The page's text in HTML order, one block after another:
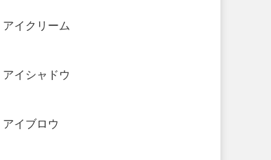
アイクリーム
アイシャドウ
アイブロウ